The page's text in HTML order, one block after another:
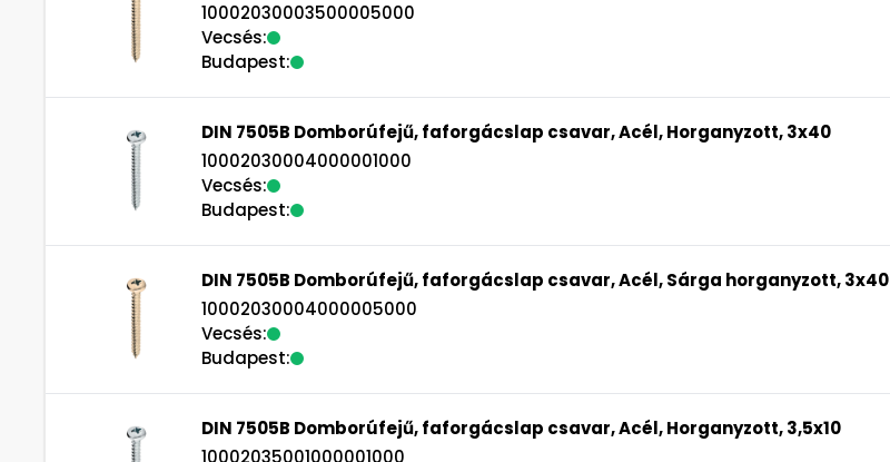
10002030003500005000
Vecsés:
Budapest:
DIN 7505B Domborúfejű, faforgácslap csavar, Acél, Horganyzott, 3x40
10002030004000001000
Vecsés:
Budapest:
DIN 7505B Domborúfejű, faforgácslap csavar, Acél, Sárga horganyzott, 3x40
10002030004000005000
Vecsés:
Budapest:
DIN 7505B Domborúfejű, faforgácslap csavar, Acél, Horganyzott, 3,5x10
10002035001000001000